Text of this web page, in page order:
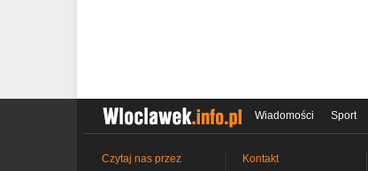
Wiadomości Sport
Czytaj nas przez Kontakt